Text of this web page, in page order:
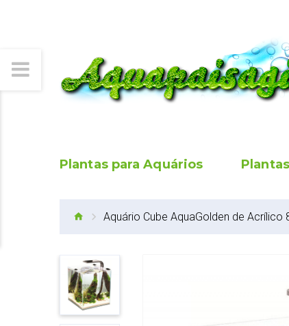
Plantas para Aquários
Aquário Cube AquaGolden de Acrílico